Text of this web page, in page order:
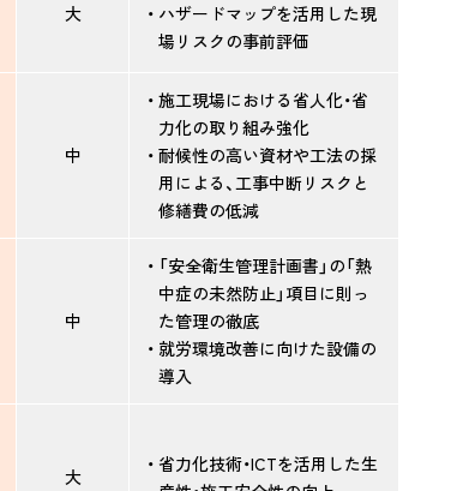
大
ハザードマップを活用した現
場リスクの事前評価
中
施工現場における省人化・省
力化の取り組み強化
耐候性の高い資材や工法の採
用による、工事中断リスクと
修繕費の低減
中
「安全衛生管理計画書」の「熱
中症の未然防止」項目に則っ
た管理の徹底
就労環境改善に向けた設備の
導入
大
省力化技術・ICTを活用した生